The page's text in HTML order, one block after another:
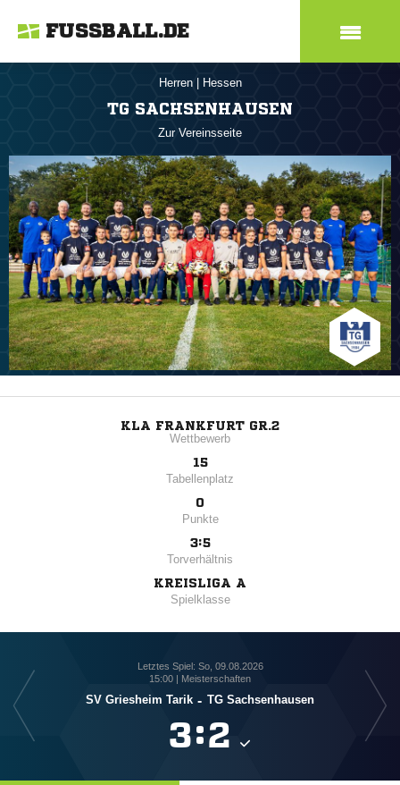
FUSSBALL.DE
Herren Hessen
TG SACHSENHAUSEN
Zur Vereinsseite
KLA FRANKFURT GR.2
Wettbewerb
15
Tabellenplatz
0
Punkte
3:5
Torverhältnis
KREISLIGA A
Spielklasse
Letztes Spiel: So, 09.08.2026
15:00 | Meisterschaften
SV Griesheim Tarik - TG Sachsenhausen
: